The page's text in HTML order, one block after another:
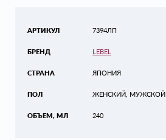
АРТИКУЛ
БРЕНД
СТРАНА
ПОЛ
ОБЪЕМ, МЛ
7394ЛП
LEBEL
ЯПОНИЯ
ЖЕНСКИЙ, МУЖСКОЙ
240